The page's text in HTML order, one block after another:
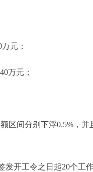
元；
万元；
间分别下浮0.5%，并
开工令之日起20个工